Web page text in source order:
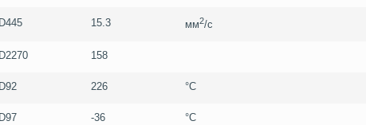
15.3 мм2/с
158
226 °C
-36 °C